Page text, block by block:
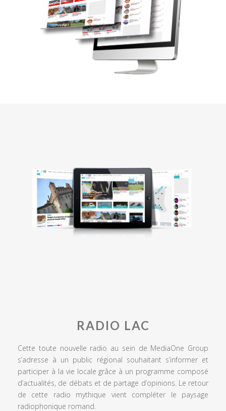
RADIO LAC
Cette toute nouvelle radio au sein de MediaOne Group
s’adresse à un public régional souhaitant s’informer et
participer à la vie locale grâce à un programme composé
d’actualités, de débats et de partage d’opinions. Le retour
de cette radio mythique vient compléter le paysage
radiophonique romand.